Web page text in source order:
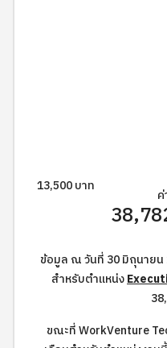
13,500 บาท
ข้อมูล ณ วันที่ 30 มิถุนายน
สำหรับตำแหน่ง
ขณะที่ WorkVenture